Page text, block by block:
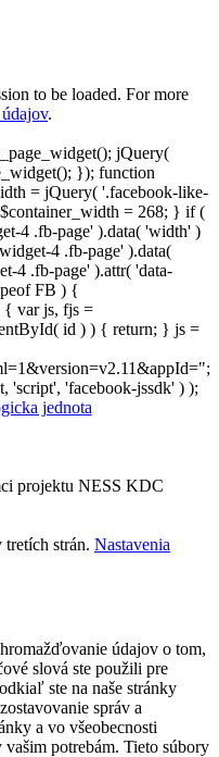
to be loaded. For more
.
jQuery(
}); function
= jQuery( '.facebook-like-
= 268; } if (
4 .fb-page' ).data( 'width' )
4 .fb-page' ).data(
4 .fb-page' ).attr( 'data-
FB ) {
var js, fjs =
id ) ) { return; } js =
'script', 'facebook-jssdk' ) );
projektu NESS KDC
tretích strán. Nastavenia
údajov o tom,
slová ste použili pre
ste na naše stránky
správ a
a vo všeobecnosti
potrebám. Tieto súbory